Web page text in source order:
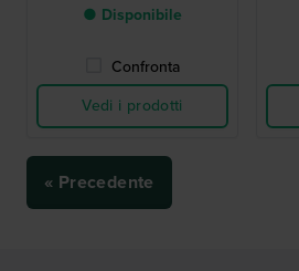
● Disponibile
Confronta
Vedi i prodotti
« Precedente